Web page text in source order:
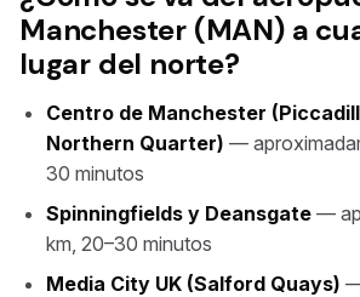
Manchester (MAN) a
lugar del norte?
Centro de Manchester
Northern Quarter) —
30 minutos
Spinningfields y Deansgate —
km, 20–30 minutos
Media City UK (Salford Quays)